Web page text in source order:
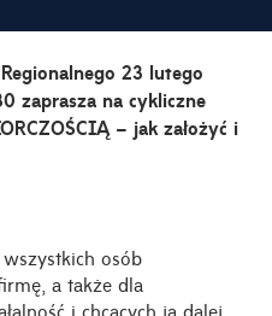
23 lutego
zaprasza na cykliczne
– jak założyć i
osób
a także dla
i chcących ją dalej